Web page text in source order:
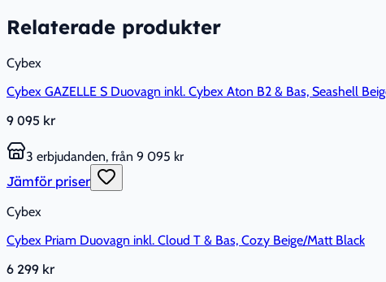
Relaterade produkter
Cybex
Cybex GAZELLE S Duovagn inkl. Cybex Aton B2 & Bas, Seashell
9 095 kr
3 erbjudanden, från 9 095 kr
Jämför priser
Cybex
Cybex Priam Duovagn inkl. Cloud T & Bas, Cozy Beige/Matt Black
6 299 kr